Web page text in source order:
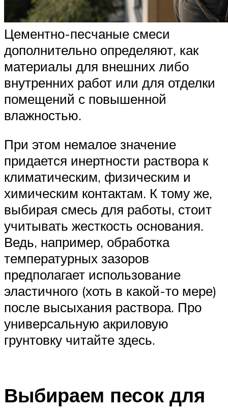
Цементно-песчаные смеси
дополнительно определяют, как
материалы для внешних либо
внутренних работ или для отделки
помещений с повышенной
влажностью.
При этом немалое значение
придается инертности раствора к
климатическим, физическим и
химическим контактам. К тому же,
выбирая смесь для работы, стоит
учитывать жесткость основания.
Ведь, например, обработка
температурных зазоров
предполагает использование
эластичного (хоть в какой-то мере)
после высыхания раствора. Про
универсальную акриловую
грунтовку читайте здесь.
Выбираем песок для